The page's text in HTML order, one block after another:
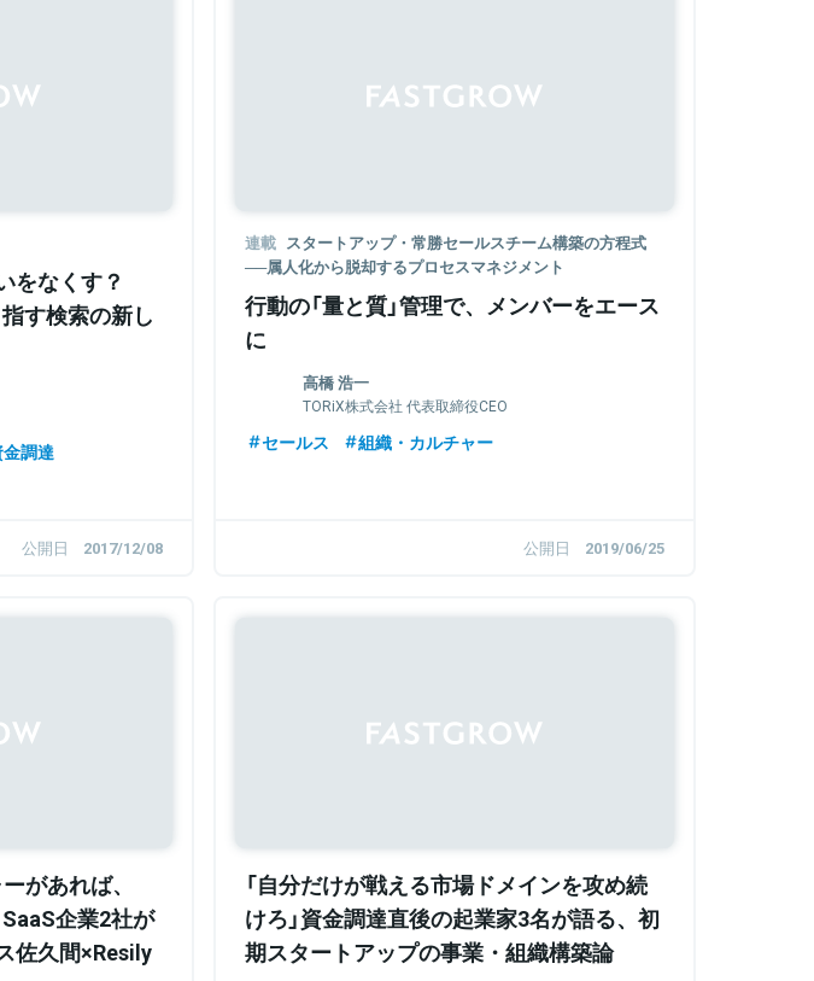
をなくす？
す検索の新し
金調達
公開日 2017/12/08
連載 スタートアップ・常勝セールスチーム構築の方程式
──属人化から脱却するプロセスマネジメント
行動の「量と質」管理で、メンバーをエース
に
高橋 浩一
TORiX株式会社 代表取締役CEO
セールス 組織・カルチャー
公開日 2019/06/25
があれば、
企業2社が
佐久間×Resily
「自分だけが戦える市場ドメインを攻め続
けろ」資金調達直後の起業家3名が語る、初
期スタートアップの事業・組織構築論